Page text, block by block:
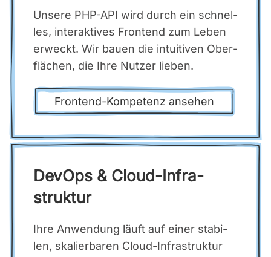
Unse­re PHP-API wird durch ein schnel­
les, inter­ak­ti­ves Front­end zum Leben
erweckt. Wir bau­en die intui­ti­ven Ober­
flä­chen, die Ihre Nut­zer lie­ben.
Front­end-Kom­pe­tenz anse­hen
DevOps & Cloud-Infra­
struk­tur
Ihre Anwen­dung läuft auf einer sta­bi­
len, ska­lier­ba­ren Cloud-Infra­struk­tur